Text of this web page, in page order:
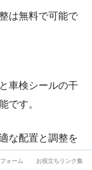
は無料で可能で
車検シールの干
です。
な配置と調整を
ォーム お役立ちリンク集